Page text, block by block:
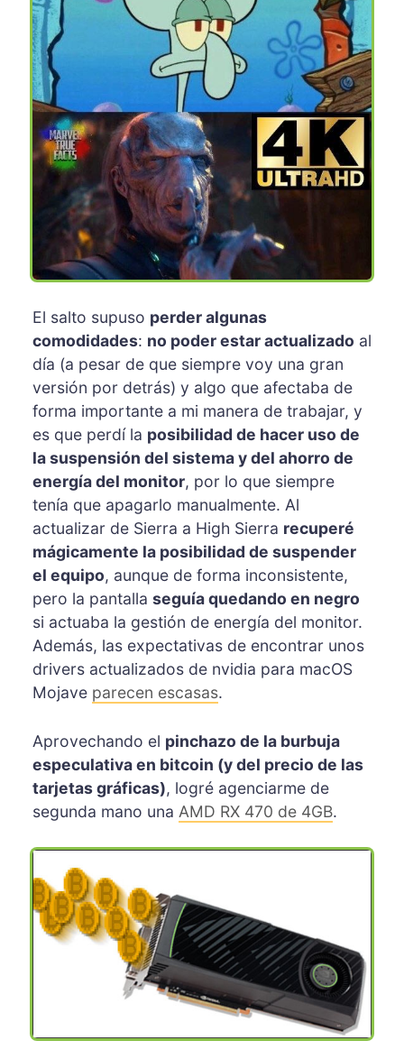
El salto supuso perder algunas
comodidades: no poder estar actualizado al
día (a pesar de que siempre voy una gran
versión por detrás) y algo que afectaba de
forma importante a mi manera de trabajar, y
es que perdí la posibilidad de hacer uso de
la suspensión del sistema y del ahorro de
energía del monitor, por lo que siempre
tenía que apagarlo manualmente. Al
actualizar de Sierra a High Sierra recuperé
mágicamente la posibilidad de suspender
el equipo, aunque de forma inconsistente,
pero la pantalla seguía quedando en negro
si actuaba la gestión de energía del monitor.
Además, las expectativas de encontrar unos
drivers actualizados de nvidia para macOS
Mojave parecen escasas.
Aprovechando el pinchazo de la burbuja
especulativa en bitcoin (y del precio de las
tarjetas gráficas), logré agenciarme de
segunda mano una AMD RX 470 de 4GB.